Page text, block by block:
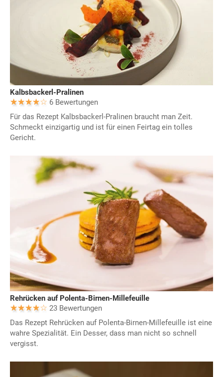
Kalbsbackerl-Pralinen
6 Bewertungen
Für das Rezept Kalbsbackerl-Pralinen braucht man Zeit.
Schmeckt einzigartig und ist für einen Feirtag ein tolles
Gericht.
Rehrücken auf Polenta-Birnen-Millefeuille
23 Bewertungen
Das Rezept Rehrücken auf Polenta-Birnen-Millefeuille ist eine
wahre Spezialität. Ein Desser, dass man nicht so schnell
vergisst.